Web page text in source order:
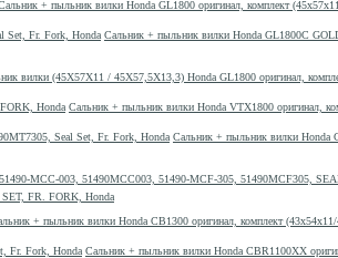
+ пыльник вилки Honda GL1800 оригинал, комплект
Сальник + пыльник вилки Honda GL1800C
вилки (45X57X11 / 45X57,5X13,3) Honda GL1800 оригинал,
Сальник + пыльник вилки Honda VTX1800 оригинал,
Сальник + пыльник вилки Honda
SET, FR. FORK, Honda
+ пыльник вилки Honda CB1300 оригинал, комплект
Сальник + пыльник вилки Honda CBR1100XX